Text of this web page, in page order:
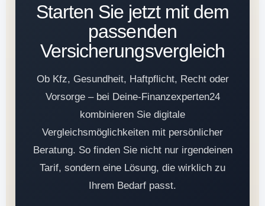
Starten Sie jetzt mit dem
passenden
Versicherungsvergleich
Ob Kfz, Gesundheit, Haftpflicht, Recht oder
Vorsorge – bei Deine-Finanzexperten24
kombinieren Sie digitale
Vergleichsmöglichkeiten mit persönlicher
Beratung. So finden Sie nicht nur irgendeinen
Tarif, sondern eine Lösung, die wirklich zu
Ihrem Bedarf passt.